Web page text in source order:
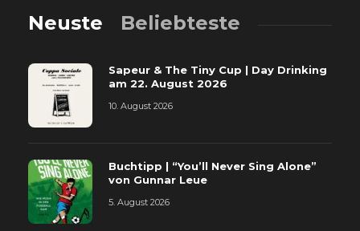
Neuste Beliebteste
Sapeur & The Tiny Cup | Day Drinking
am 22. August 2026
10. August 2026
Buchtipp | “You’ll Never Sing Alone”
von Gunnar Leue
5. August 2026